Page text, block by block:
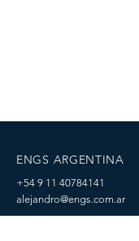
ENGS ARGENTINA
+54 9 11 40784141
alejandro@engs.com.ar